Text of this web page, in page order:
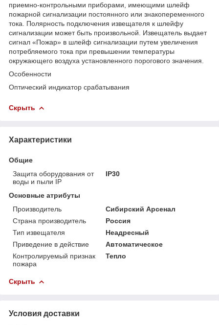
приемно-контрольными приборами, имеющими шлейф
пожарной сигнализации постоянного или знакопеременного
тока. Полярность подключения извещателя к шлейфу
сигнализации может быть произвольной. Извещатель выдает
сигнал «Пожар» в шлейф сигнализации путем увеличения
потребляемого тока при превышении температуры
окружающего воздуха установленного порогового значения.
Особенности
Оптический индикатор срабатывания
Скрыть
Характеристики
Общие
Защита оборудования от
воды и пыли IP
IP30
Основные атрибуты
Производитель
Сибирский Арсенал
Страна производитель
Россия
Тип извещателя
Неадресный
Приведение в действие
Автоматическое
Контролируемый признак
пожара
Тепло
Скрыть
Условия доставки